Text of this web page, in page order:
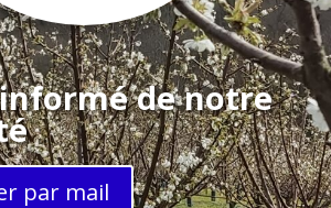
de notre
par mail